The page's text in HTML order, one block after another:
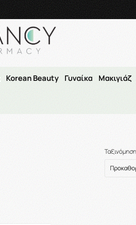
Τηλεφωνικές
Korean Beauty Γυναίκα Μακιγιάζ
Ταξινόμηση